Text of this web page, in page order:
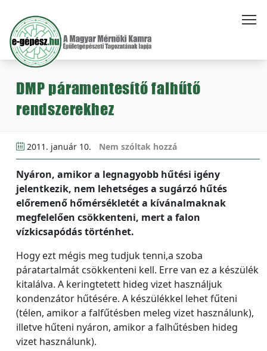
DMP páramentesítő falhűtő
rendszerekhez
2011. január 10. Nem szóltak hozzá
Nyáron, amikor a legnagyobb hűtési igény
jelentkezik, nem lehetséges a sugárzó hűtés
előremenő hőmérsékletét a kívánalmaknak
megfelelően csökkenteni, mert a falon
vízkicsapódás történhet.
Hogy ezt mégis meg tudjuk tenni,a szoba
páratartalmát csökkenteni kell. Erre van ez a készülék
kitalálva. A keringtetett hideg vizet használjuk
kondenzátor hűtésére. A készülékkel lehet fűteni
(télen, amikor a falfűtésben meleg vizet használunk),
illetve hűteni nyáron, amikor a falhűtésben hideg
vizet használunk).